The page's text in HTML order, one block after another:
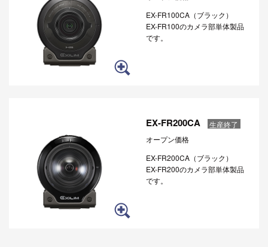
EX-FR100CA（ブラック）
EX-FR100のカメラ部単体製品
です。
EX-FR200CA
生産終了
オープン価格
EX-FR200CA（ブラック）
EX-FR200のカメラ部単体製品
です。